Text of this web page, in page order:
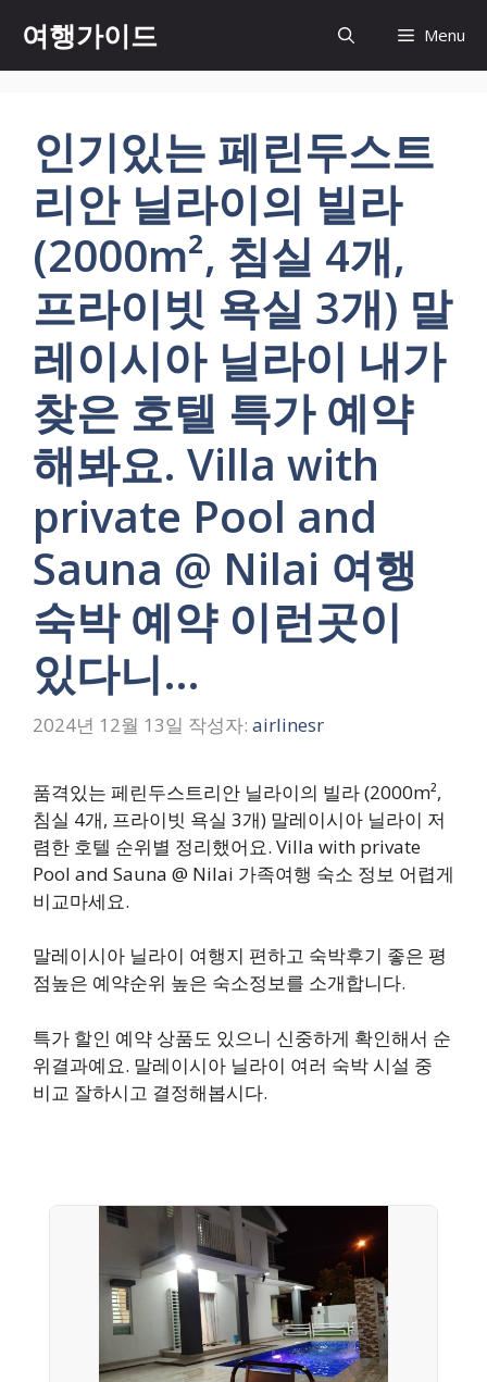
츠
여행가이드 Menu
인기있는 페린두스트
리안 닐라이의 빌라
(2000m², 침실 4개,
프라이빗 욕실 3개) 말
레이시아 닐라이 내가
찾은 호텔 특가 예약
해봐요. Villa with
private Pool and
Sauna @ Nilai 여행
숙박 예약 이런곳이
있다니…
2024년 12월 13일 작성자: airlinesr
품격있는 페린두스트리안 닐라이의 빌라 (2000m²,
침실 4개, 프라이빗 욕실 3개) 말레이시아 닐라이 저
렴한 호텔 순위별 정리했어요. Villa with private
Pool and Sauna @ Nilai 가족여행 숙소 정보 어렵게
비교마세요.
말레이시아 닐라이 여행지 편하고 숙박후기 좋은 평
점높은 예약순위 높은 숙소정보를 소개합니다.
특가 할인 예약 상품도 있으니 신중하게 확인해서 순
위결과예요. 말레이시아 닐라이 여러 숙박 시설 중
비교 잘하시고 결정해봅시다.